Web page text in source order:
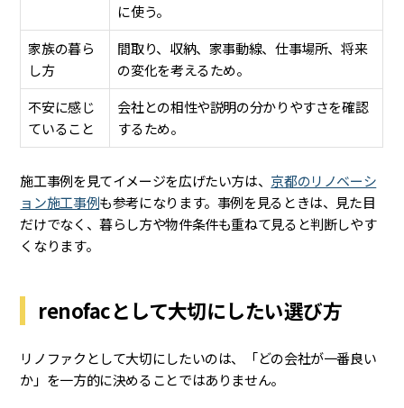
に使う。
家族の暮ら
し方
間取り、収納、家事動線、仕事場所、将来
の変化を考えるため。
不安に感じ
ていること
会社との相性や説明の分かりやすさを確認
するため。
施工事例を見てイメージを広げたい方は、 京都のリノベーシ
ョン施工事例も参考になります。事例を見るときは、見た目
だけでなく、暮らし方や物件条件も重ねて見ると判断しやす
くなります。
renofacとして大切にしたい選び方
リノファクとして大切にしたいのは、「どの会社が一番良い
か」を一方的に決めることではありません。